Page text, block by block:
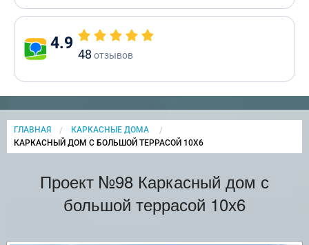
4.9
48 отзывов
ГЛАВНАЯ
КАРКАСНЫЕ ДОМА
CURRENT:
КАРКАСНЫЙ ДОМ С БОЛЬШОЙ ТЕРРАСОЙ 10Х6
Проект №98 Каркасный дом с
большой террасой 10х6